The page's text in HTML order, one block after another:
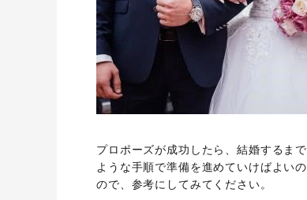
プロポーズが成功したら、結婚するま
ような手順で準備を進めていけばよい
ので、参考にしてみてください。